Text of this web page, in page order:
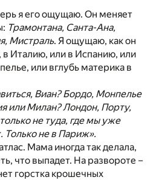
я его ощущаю. Он меняет
Трамонтана, Санта-Ана,
Мистраль. Я ощущаю, как он
Италию, или в Испанию, или
или вглубь материка в
Виан? Бордо, Монпелье
или Милан? Лондон, Порту,
не туда, где мы уже
не в Париж».
Мама иногда так делала,
что выпадет. На развороте –
горстка крошечных